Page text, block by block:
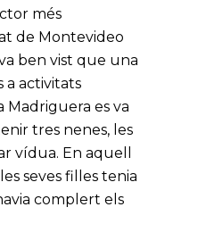
més
de Montevideo
ben vist que una
a activitats
Madriguera es va
tres nenes, les
vídua. En aquell
seves filles tenia
complert els